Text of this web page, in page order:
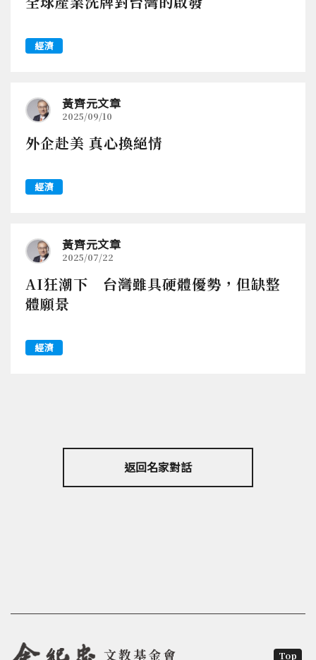
經濟
黃齊元文章
2025/09/10
外企赴美 真心換絕情
經濟
黃齊元文章
2025/07/22
AI狂潮下 台灣雖具硬體優勢，但缺整
體願景
經濟
返回名家對話
文教基金會 Top